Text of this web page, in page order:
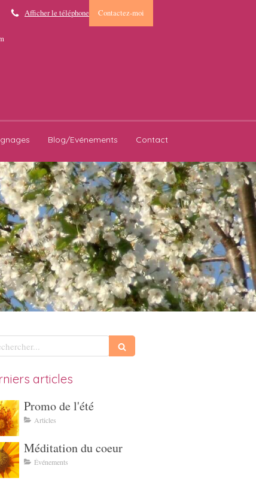
Contactez-moi
Afficher le téléphone
Blog/Evénements Contact
articles
Promo de l'été
Articles
Méditation du coeur
Événements